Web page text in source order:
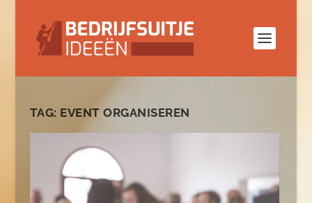
TAG: EVENT ORGANISEREN